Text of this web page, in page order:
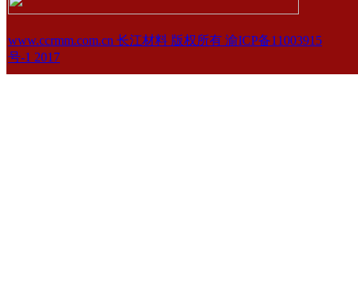
www.ccrmm.com.cn 长江材料 版权所有 渝ICP备11003915
号-1 2017